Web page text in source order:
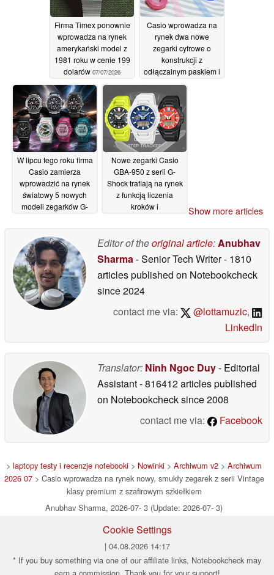
Firma Timex ponownie
wprowadza na rynek
amerykański model z
1981 roku w cenie 199
dolarów 07/07/2026
Casio wprowadza na
rynek dwa nowe
zegarki cyfrowe o
konstrukcji z
odłączalnym paskiem i
stylistyce retro
nawiązującej do lat
200006/07/2026
W lipcu tego roku firma
Casio zamierza
wprowadzić na rynek
światowy 5 nowych
modeli zegarków G-
Nowe zegarki Casio
GBA-950 z serii G-
Shock trafiają na rynek
z funkcją liczenia
kroków i
02/07/2026
Show more articles
Editor of theoriginal article:Anubhav
Sharma- Senior Tech Writer- 1810
articles published on Notebookcheck
since 2024
contact me via:
@lottamuzic,
LinkedIn
Translator: Ninh Ngoc Duy- Editorial
Assistant- 816412 articles published
on Notebookchecksince 2008
contact me via:
Facebook
> laptopy testy i recenzje notebooki > Nowinki > Archiwum v2 > Archiwum
2026 07> Casio wprowadza na rynek nowy, smukły zegarek z serii Vintage
klasy premium z szafirowym szkiełkiem
Anubhav Sharma, 2026-07- 3 (Update: 2026-07- 3)
Cookie Settings
| 04.08.2026 14:17
* If you buy something via one of our affiliate links, Notebookcheck may